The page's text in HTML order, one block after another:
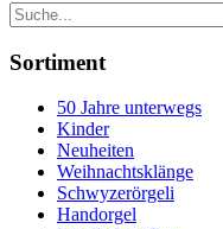
Sortiment
50 Jahre unterwegs
Kinder
Neuheiten
Weihnachtsklänge
Schwyzerörgeli
Handorgel